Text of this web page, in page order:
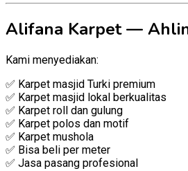
Alifana Karpet —
Kami menyediakan:
✅ Karpet masjid Turki premium
✅ Karpet masjid lokal berkualitas
✅ Karpet roll dan gulung
✅ Karpet polos dan motif
✅ Karpet mushola
✅ Bisa beli per meter
✅ Jasa pasang profesional